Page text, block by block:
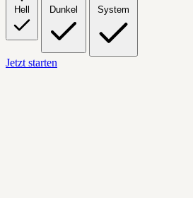
Hell Dunkel System
Jetzt starten